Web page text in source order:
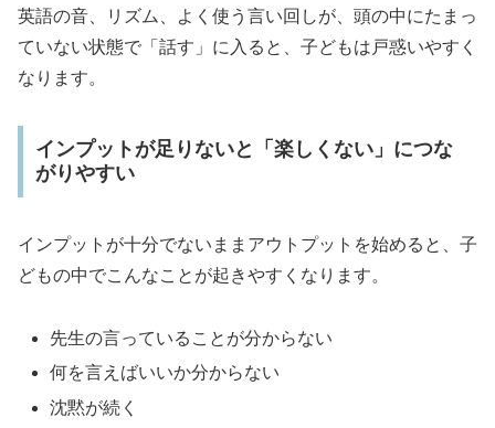
英語の音、リズム、よく使う言い回しが、頭の中にたまっ
ていない状態で「話す」に入ると、子どもは戸惑いやすく
なります。
インプットが足りないと「楽しくない」につな
がりやすい
インプットが十分でないままアウトプットを始めると、子
どもの中でこんなことが起きやすくなります。
先生の言っていることが分からない
何を言えばいいか分からない
沈黙が続く